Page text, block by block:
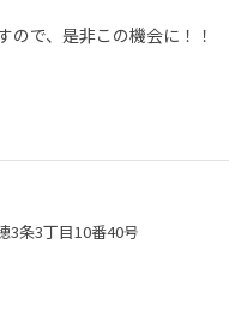
ので、是非この機会に！！
3条3丁目10番40号